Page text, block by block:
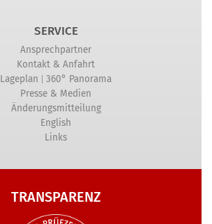
SERVICE
Ansprechpartner
Kontakt & Anfahrt
Lageplan | 360° Panorama
Presse & Medien
Änderungsmitteilung
English
Links
TRANSPARENZ